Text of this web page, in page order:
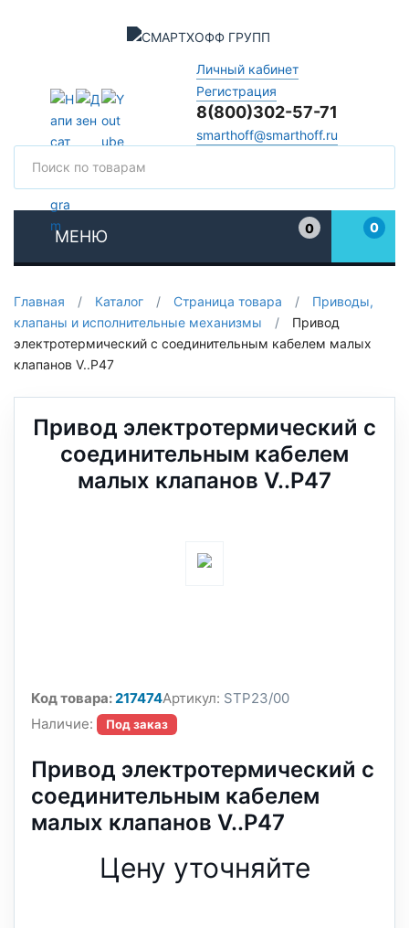
Личный кабинет
Регистрация
8(800)302-57-71
smarthoff@smarthoff.ru
МЕНЮ
0
0
Главная / Каталог / Страница товара /
Приводы,
клапаны и исполнительные механизмы
/
Привод
электротермический с соединительным кабелем малых
клапанов V..P47
Привод электротермический с
соединительным кабелем
малых клапанов V..P47
Код товара:217474Артикул: STP23/00
Наличие:
Под заказ
Привод электротермический с
соединительным кабелем
малых клапанов V..P47
Цену уточняйте